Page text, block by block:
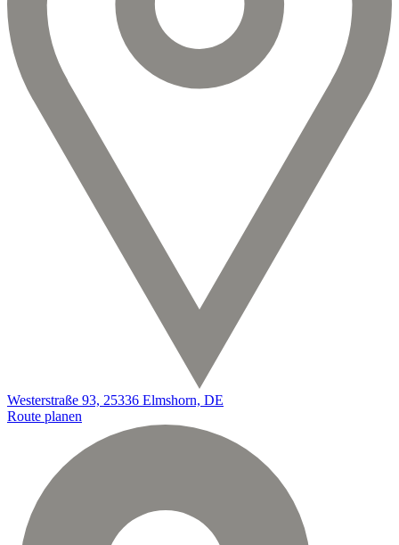
Westerstraße 93, 25336 Elmshorn, DE
Route planen